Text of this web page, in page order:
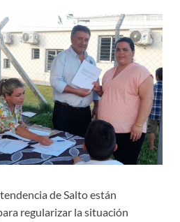
de Salto están
regularizar la situación